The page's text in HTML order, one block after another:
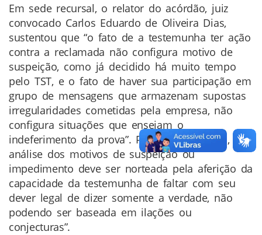
Em sede recursal, o relator do acórdão, juiz
convocado Carlos Eduardo de Oliveira Dias,
sustentou que “o fato de a testemunha ter ação
contra a reclamada não configura motivo de
suspeição, como já decidido há muito tempo
pelo TST, e o fato de haver sua participação em
grupo de mensagens que armazenam supostas
irregularidades cometidas pela empresa, não
configura situações que ensejam o
indeferimento da prova”. Para o magistrado, “a
análise dos motivos de suspeição ou
impedimento deve ser norteada pela aferição da
capacidade da testemunha de faltar com seu
dever legal de dizer somente a verdade, não
podendo ser baseada em ilações ou
conjecturas”.